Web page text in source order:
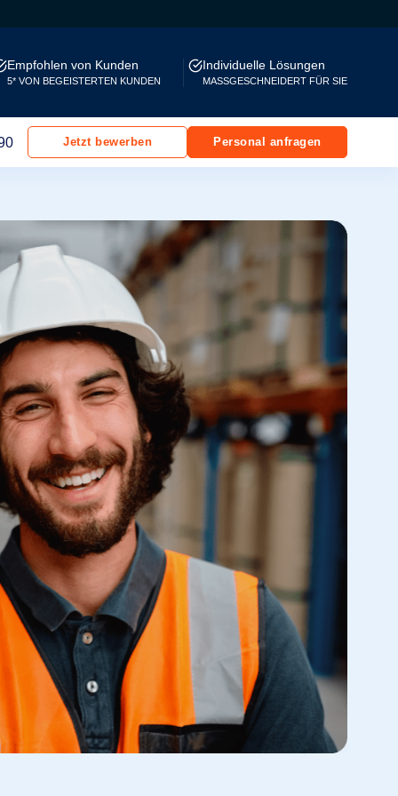
Empfohlen von Kunden
5* VON BEGEISTERTEN KUNDEN
Individuelle Lösungen
MASSGESCHNEIDERT FÜR SIE
Jetzt bewerben Personal anfragen